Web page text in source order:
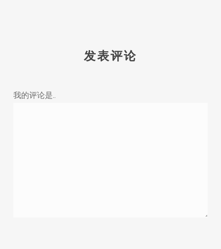
发表评论
我的评论是..